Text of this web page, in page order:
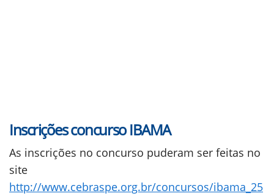
Inscrições concurso IBAMA
As inscrições no concurso puderam ser feitas no
site
http://www.cebraspe.org.br/concursos/ibama_25